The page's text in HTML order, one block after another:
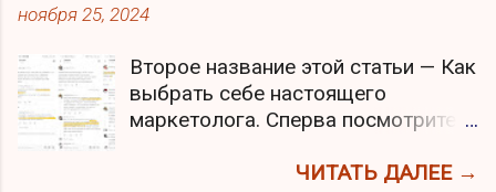
ноября 25, 2024
Второе название этой статьи — Как
выбрать себе настоящего
маркетолога. Сперва посмотрите
увеличения. Скажите, что не так в
ЧИТАТЬ ДАЛЕЕ →